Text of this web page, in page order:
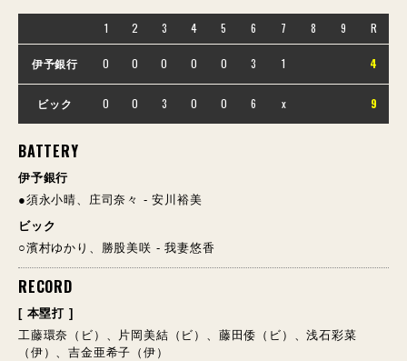
1 2 3 4 5 6 7 8 9 R
伊予銀行 0 0 0 0 0 3 1 4
ビック 0 0 3 0 0 6 x 9
BATTERY
伊予銀行
●須永小晴、庄司奈々 - 安川裕美
ビック
○濱村ゆかり、勝股美咲 - 我妻悠香
RECORD
[ 本塁打 ]
工藤環奈（ビ）、片岡美結（ビ）、藤田倭（ビ）、浅石彩菜
（伊）、吉金亜希子（伊）